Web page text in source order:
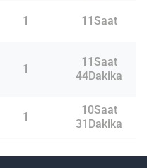
1 11Saat
1
11Saat
44Dakika
1
10Saat
31Dakika